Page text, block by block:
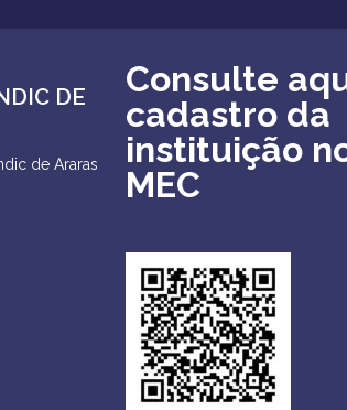
DE
de Araras
Consulte
cadastro da
instituição
MEC